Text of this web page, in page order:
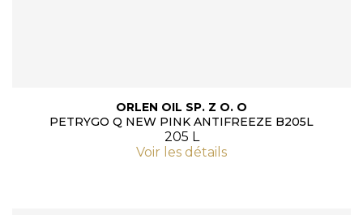
ORLEN OIL SP. Z O. O
PETRYGO Q NEW PINK ANTIFREEZE B205L
205 L
Voir les détails